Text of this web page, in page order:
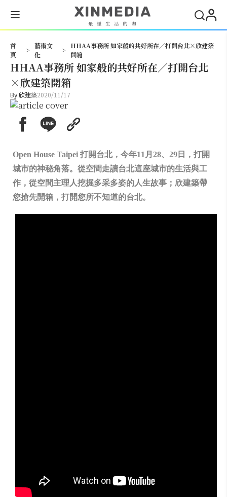
首
頁
>
藝術文
化
>
HHAA事務所 如家般的共好所在／打開台北×欣建築
開箱
HHAA事務所 如家般的共好所在／打開台北
×欣建築開箱
By欣建築2020/11/17
Open House Taipei 打開台北，今年11月28、29日，打開
城市的神秘角落。從空間走讀台北這座城市的生活與工
作，從空間主理人挖掘多采多姿的人生故事；欣建築帶
您搶先開箱，打開您所不知道的台北。